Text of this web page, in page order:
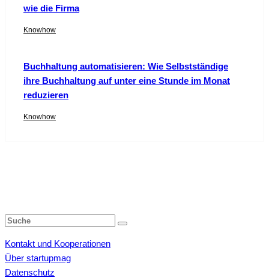
wie die Firma
Knowhow
Buchhaltung automatisieren: Wie Selbstständige
ihre Buchhaltung auf unter eine Stunde im Monat
reduzieren
Knowhow
Kontakt und Kooperationen
Über startupmag
Datenschutz